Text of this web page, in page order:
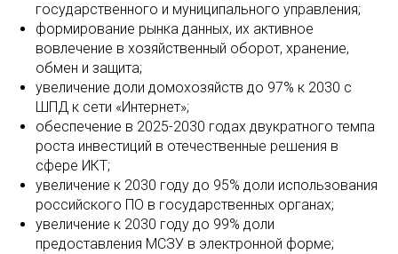
государственного и муниципального управления;
формирование рынка данных, их активное
вовлечение в хозяйственный оборот, хранение,
обмен и защита;
увеличение доли домохозяйств до 97% к 2030 с
ШПД к сети «Интернет»;
обеспечение в 2025-2030 годах двукратного темпа
роста инвестиций в отечественные решения в
сфере ИКТ;
увеличение к 2030 году до 95% доли использования
российского ПО в государственных органах;
увеличение к 2030 году до 99% доли
предоставления МСЗУ в электронной форме;